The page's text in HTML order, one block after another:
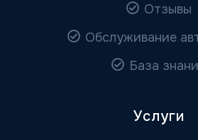
Отзывы
Обслуживание
База
Услуги